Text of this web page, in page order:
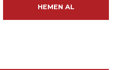
HEMEN AL